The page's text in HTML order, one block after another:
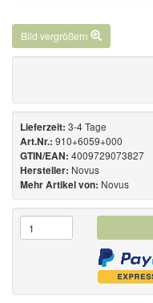
Bild vergrößern
Lieferzeit: 3-4 Tage
Art.Nr.: 910+6059+000
GTIN/EAN: 4009729073827
Hersteller: Novus
Mehr Artikel von: Novus